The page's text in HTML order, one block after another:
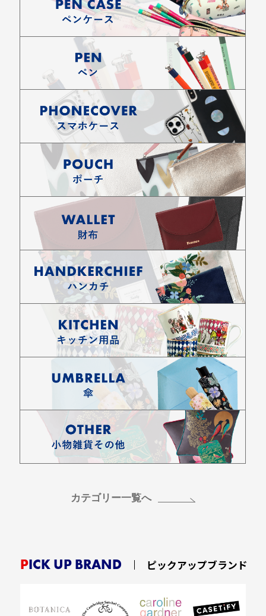
カテゴリー一覧へ
PICK UP BRAND ピックアップブランド